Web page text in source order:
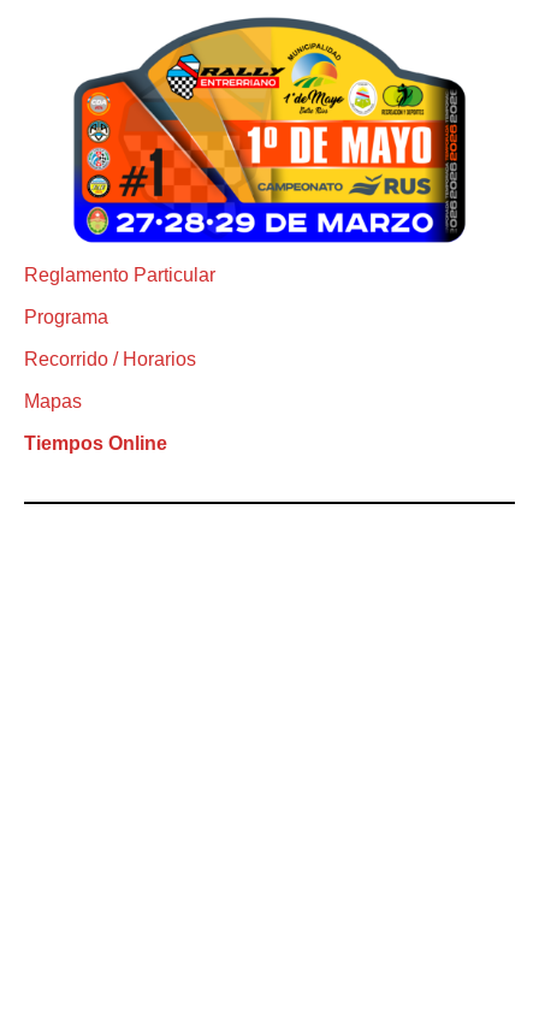
Reglamento Particular
Programa
Recorrido / Horarios
Mapas
Tiempos Online